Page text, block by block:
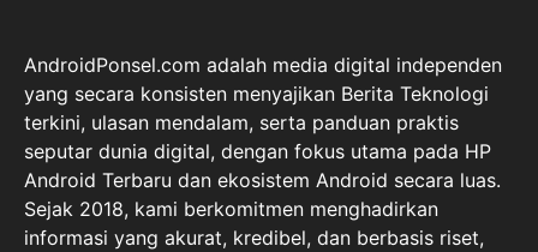
AndroidPonsel.com adalah media digital independen
yang secara konsisten menyajikan Berita Teknologi
terkini, ulasan mendalam, serta panduan praktis
seputar dunia digital, dengan fokus utama pada HP
Android Terbaru dan ekosistem Android secara luas.
Sejak 2018, kami berkomitmen menghadirkan
informasi yang akurat, kredibel, dan berbasis riset,